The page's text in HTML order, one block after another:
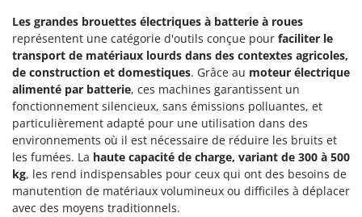
Rover Pompe
Royal Food
Ryobi
S
S.T.P.
Santos
Sbaraglia
Schnitzer
Seven Italy
Les grandes brouettes électriques à batterie à roues
représentent une catégorie d'outils conçue pour faciliter le
transport de matériaux lourds dans des contextes agricoles,
de construction et domestiques. Grâce au moteur électrique
alimenté par batterie, ces machines garantissent un
fonctionnement silencieux, sans émissions polluantes, et
particulièrement adapté pour une utilisation dans des
environnements où il est nécessaire de réduire les bruits et
les fumées. La haute capacité de charge, variant de 300 à 500
kg, les rend indispensables pour ceux qui ont des besoins de
manutention de matériaux volumineux ou difficiles à déplacer
avec des moyens traditionnels.